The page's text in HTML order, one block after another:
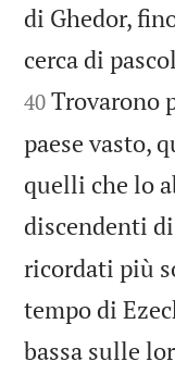
di Ghedor,
cerca di
40 Trovarono
paese vasto,
quelli che lo
discendenti
ricordati più
tempo di
bassa sulle